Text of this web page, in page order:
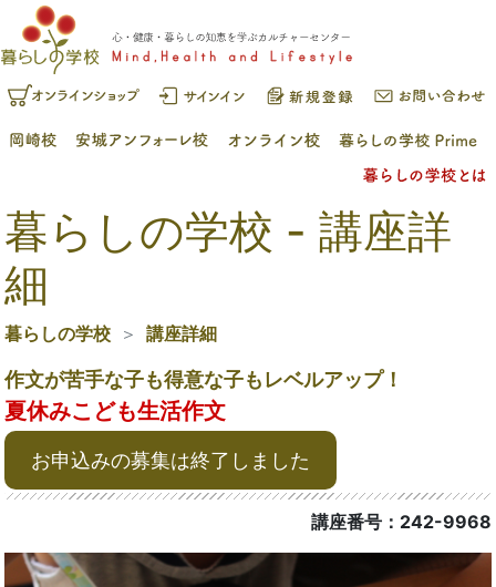
暮らしの学校 - 講座詳
細
暮らしの学校 講座詳細
作文が苦手な子も得意な子もレベルアップ！
夏休みこども生活作文
お申込みの募集は終了しました
講座番号：242-9968